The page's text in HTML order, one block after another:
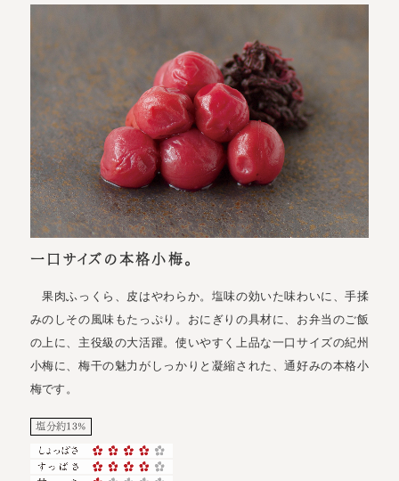
一口サイズの本格小梅。
果肉ふっくら、皮はやわらか。塩味の効いた味わいに、手揉
みのしその風味もたっぷり。おにぎりの具材に、お弁当のご飯
の上に、主役級の大活躍。使いやすく上品な一口サイズの紀州
小梅に、梅干の魅力がしっかりと凝縮された、通好みの本格小
梅です。
塩分約13%